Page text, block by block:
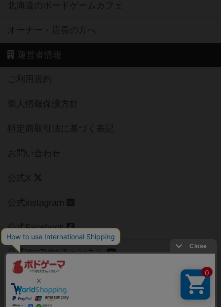
北海道のボードゲームカフェ
オーナー・店長の方へ
運営者情報
ご利用規約
個人情報保護方針
特定商取引法に基づく表記
お問い合わせ
公式X
公式instagram
公式Facebook
公式YouTubeチャンネル